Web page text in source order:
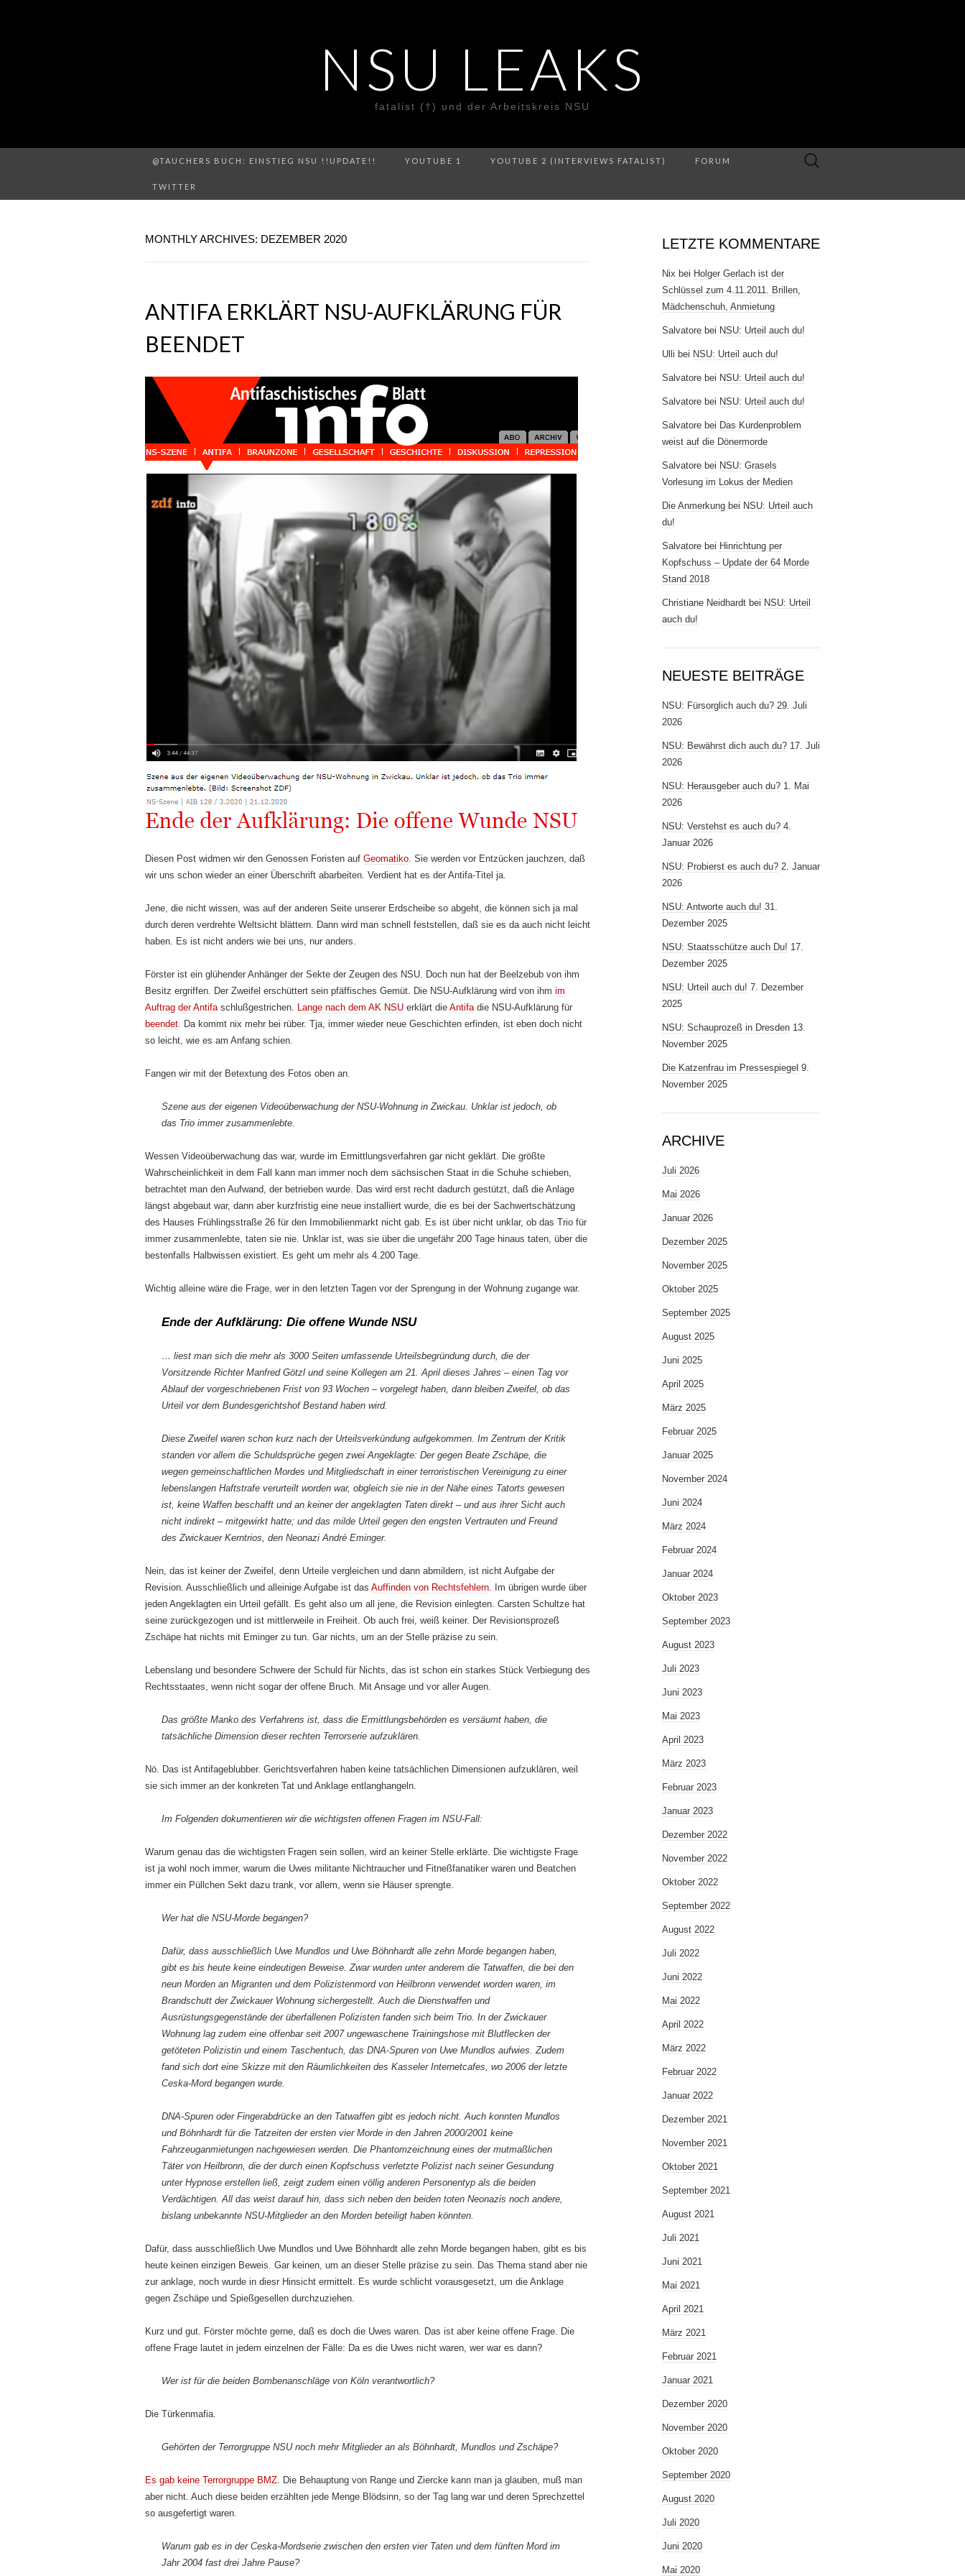
NSU LEAKS
fatalist (†) und der Arbeitskreis NSU
@TAUCHERS BUCH: EINSTIEG NSU !!UPDATE!! YOUTUBE 1 YOUTUBE 2 (INTERVIEWS FATALIST) FORUM
TWITTER
Suche
MONTHLY ARCHIVES: DEZEMBER 2020
ANTIFA ERKLÄRT NSU-AUFKLÄRUNG FÜR
BEENDET
Diesen Post widmen wir den Genossen Foristen auf Geomatiko. Sie werden vor Entzücken jauchzen, daß
wir uns schon wieder an einer Überschrift abarbeiten. Verdient hat es der Antifa-Titel ja.
Jene, die nicht wissen, was auf der anderen Seite unserer Erdscheibe so abgeht, die können sich ja mal
durch deren verdrehte Weltsicht blättern. Dann wird man schnell feststellen, daß sie es da auch nicht leicht
haben. Es ist nicht anders wie bei uns, nur anders.
Förster ist ein glühender Anhänger der Sekte der Zeugen des NSU. Doch nun hat der Beelzebub von ihm
Besitz ergriffen. Der Zweifel erschüttert sein pfäffisches Gemüt. Die NSU-Aufklärung wird von ihm im
Auftrag der Antifaschlußgestrichen. Lange nach dem AK NSU erklärt die Antifadie NSU-Aufklärung für
beendet. Da kommt nix mehr bei rüber. Tja, immer wieder neue Geschichten erfinden, ist eben doch nicht
so leicht, wie es am Anfang schien.
Fangen wir mit der Betextung des Fotos oben an.
Szene aus der eigenen Videoüberwachung der NSU-Wohnung in Zwickau. Unklar ist jedoch, ob
das Trio immer zusammenlebte.
Wessen Videoüberwachung das war, wurde im Ermittlungsverfahren gar nicht geklärt. Die größte
Wahrscheinlichkeit in dem Fall kann man immer noch dem sächsischen Staat in die Schuhe schieben,
betrachtet man den Aufwand, der betrieben wurde. Das wird erst recht dadurch gestützt, daß die Anlage
längst abgebaut war, dann aber kurzfristig eine neue instal­liert wurde, die es bei der Sachwertschätzung
des Hauses Frühlingsstraße 26 für den Immobilienmarkt nicht gab. Es ist über nicht unklar, ob das Trio für
immer zusammenlebte, taten sie nie. Unklar ist, was sie über die ungefähr 200 Tage hinaus taten, über die
bestenfalls Halbwissen existiert. Es geht um mehr als 4.200 Tage.
Wichtig alleine wäre die Frage, wer in den letzten Tagen vor der Spren­gung in der Wohnung zugange war.
Ende der Aufklärung: Die offene Wunde NSU
… liest man sich die mehr als 3000 Seiten umfassende Urteilsbegrün­dung durch, die der
Vorsitzende Richter Manfred Götzl und seine Kolle­gen am 21. April dieses Jahres – einen Tag vor
Ablauf der vorgeschrie­benen Frist von 93 Wochen – vorgelegt haben, dann bleiben Zweifel, ob das
Urteil vor dem Bundesgerichtshof Bestand haben wird.
Diese Zweifel waren schon kurz nach der Urteilsverkündung aufgekom­men. Im Zentrum der Kritik
standen vor allem die Schuldsprüche gegen zwei Angeklagte: Der gegen Beate Zschäpe, die
wegen gemeinschaft­lichen Mordes und Mitgliedschaft in einer terroristischen Vereinigung zu einer
lebenslangen Haftstrafe verurteilt worden war, obgleich sie nie in der Nähe eines Tatorts gewesen
ist, keine Waffen beschafft und an keiner der angeklagten Taten direkt – und aus ihrer Sicht auch
nicht indirekt – mitgewirkt hatte; und das milde Urteil gegen den engsten Vertrauten und Freund
des Zwickauer Kerntrios, den Neonazi André Eminger.
Nein, das ist keiner der Zweifel, denn Urteile vergleichen und dann abmildern, ist nicht Aufgabe der
Revision. Ausschließlich und alleinige Aufgabe ist das Auffinden von Rechtsfehlern. Im übrigen wurde über
jeden Angeklagten ein Urteil gefällt. Es geht also um all jene, die Revision einlegten. Carsten Schultze hat
seine zurückgezogen und ist mittlerweile in Freiheit. Ob auch frei, weiß keiner. Der Revisionsprozeß
Zschäpe hat nichts mit Eminger zu tun. Gar nichts, um an der Stelle präzise zu sein.
Lebenslang und besondere Schwere der Schuld für Nichts, das ist schon ein star­kes Stück Verbiegung des
Rechtsstaates, wenn nicht sogar der offene Bruch. Mit Ansage und vor aller Augen.
Das größte Manko des Verfahrens ist, dass die Ermittlungsbehörden es versäumt haben, die
tatsächliche Dimension dieser rechten Terrorserie aufzuklären.
Nö. Das ist Antifageblubber. Gerichtsverfahren haben keine tatsächlichen Dimensionen aufzuklären, weil
sie sich immer an der konkreten Tat und Anklage entlanghangeln.
Im Folgenden dokumentieren wir die wichtigsten offenen Fragen im NSU-Fall:
Warum genau das die wichtigsten Fragen sein sollen, wird an keiner Stelle erklärte. Die wichtigste Frage
ist ja wohl noch immer, warum die Uwes militante Nichtraucher und Fitneßfanatiker waren und Beatchen
immer ein Püllchen Sekt dazu trank, vor allem, wenn sie Häuser sprengte.
Wer hat die NSU-Morde begangen?
Dafür, dass ausschließlich Uwe Mundlos und Uwe Böhnhardt alle zehn Morde begangen haben,
gibt es bis heute keine eindeutigen Beweise. Zwar wurden unter anderem die Tatwaffen, die bei den
neun Morden an Migranten und dem Polizistenmord von Heilbronn verwendet worden waren, im
Brandschutt der Zwickauer Wohnung sichergestellt. Auch die Dienstwaffen und
Ausrüstungsgegenstände der überfallenen Polizisten fanden sich beim Trio. In der Zwickauer
Wohnung lag zudem eine offenbar seit 2007 ungewaschene Trainingshose mit Blutflecken der
getöteten Polizistin und einem Taschentuch, das DNA-Spuren von Uwe Mundlos aufwies. Zudem
fand sich dort eine Skizze mit den Räumlich­keiten des Kasseler Internetcafes, wo 2006 der letzte
Ceska-Mord begangen wurde.
DNA-Spuren oder Fingerabdrücke an den Tatwaffen gibt es jedoch nicht. Auch konnten Mundlos
und Böhnhardt für die Tatzeiten der ersten vier Morde in den Jahren 2000/2001 keine
Fahrzeuganmietungen nachge­wiesen werden. Die Phantomzeichnung eines der mutmaßlichen
Täter von Heilbronn, die der durch einen Kopfschuss verletzte Polizist nach seiner Gesundung
unter Hypnose erstellen ließ, zeigt zudem einen völlig anderen Personentyp als die beiden
Verdächtigen. All das weist darauf hin, dass sich neben den beiden toten Neonazis noch andere,
bislang unbekannte NSU-Mitglieder an den Morden beteiligt haben könnten.
Dafür, dass ausschließlich Uwe Mundlos und Uwe Böhnhardt alle zehn Morde begangen haben, gibt es bis
heute keinen einzigen Beweis. Gar keinen, um an dieser Stelle präzise zu sein. Das Thema stand aber nie
zur anklage, noch wurde in diesr Hinsicht ermittelt. Es wurde schlicht voraus­gesetzt, um die Anklage
gegen Zschäpe und Spießgesellen durchzuziehen.
Kurz und gut. Förster möchte gerne, daß es doch die Uwes waren. Das ist aber keine offene Frage. Die
offene Frage lautet in jedem einzelnen der Fälle: Da es die Uwes nicht waren, wer war es dann?
Wer ist für die beiden Bombenanschläge von Köln verantwortlich?
Die Türkenmafia.
Gehörten der Terrorgruppe NSU noch mehr Mitglieder an als Böhnhardt, Mundlos und Zschäpe?
Es gab keine Terrorgruppe BMZ. Die Behauptung von Range und Ziercke kann man ja glauben, muß man
aber nicht. Auch diese beiden erzählten jede Menge Blödsinn, so der Tag lang war und deren Sprechzettel
so aus­gefertigt waren.
Warum gab es in der Ceska-Mordserie zwischen den ersten vier Taten und dem fünften Mord im
Jahr 2004 fast drei Jahre Pause?
LETZTE KOMMENTARE
Nix bei Holger Gerlach ist der
Schlüssel zum 4.11.2011. Brillen,
Mädchenschuh, Anmietung
Salvatore bei NSU: Urteil auch du!
Ulli bei NSU: Urteil auch du!
Salvatore bei NSU: Urteil auch du!
Salvatore bei NSU: Urteil auch du!
Salvatore bei Das Kurdenproblem
weist auf die Dönermorde
Salvatore bei NSU: Grasels
Vorlesung im Lokus der Medien
Die Anmerkung bei NSU: Urteil auch
du!
Salvatore bei Hinrichtung per
Kopfschuss – Update der 64 Morde
Stand 2018
Christiane Neidhardt bei NSU: Urteil
auch du!
NEUESTE BEITRÄGE
NSU: Fürsorglich auch du? 29. Juli
2026
NSU: Bewährst dich auch du? 17. Juli
2026
NSU: Herausgeber auch du? 1. Mai
2026
NSU: Verstehst es auch du? 4.
Januar 2026
NSU: Probierst es auch du? 2. Januar
2026
NSU: Antworte auch du! 31.
Dezember 2025
NSU: Staatsschütze auch Du! 17.
Dezember 2025
NSU: Urteil auch du! 7. Dezember
2025
NSU: Schauprozeß in Dresden 13.
November 2025
Die Katzenfrau im Pressespiegel 9.
November 2025
ARCHIVE
Juli 2026
Mai 2026
Januar 2026
Dezember 2025
November 2025
Oktober 2025
September 2025
August 2025
Juni 2025
April 2025
März 2025
Februar 2025
Januar 2025
November 2024
Juni 2024
März 2024
Februar 2024
Januar 2024
Oktober 2023
September 2023
August 2023
Juli 2023
Juni 2023
Mai 2023
April 2023
März 2023
Februar 2023
Januar 2023
Dezember 2022
November 2022
Oktober 2022
September 2022
August 2022
Juli 2022
Juni 2022
Mai 2022
April 2022
März 2022
Februar 2022
Januar 2022
Dezember 2021
November 2021
Oktober 2021
September 2021
August 2021
Juli 2021
Juni 2021
Mai 2021
April 2021
März 2021
Februar 2021
Januar 2021
Dezember 2020
November 2020
Oktober 2020
September 2020
August 2020
Juli 2020
Juni 2020
Mai 2020